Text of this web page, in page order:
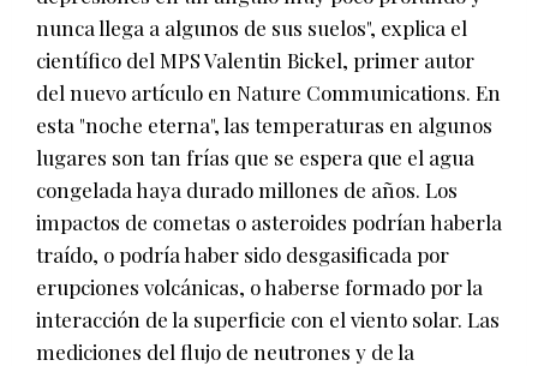
nunca llega a algunos de sus suelos", explica el
científico del MPS Valentin Bickel, primer autor
del nuevo artículo en Nature Communications. En
esta "noche eterna", las temperaturas en algunos
lugares son tan frías que se espera que el agua
congelada haya durado millones de años. Los
impactos de cometas o asteroides podrían haberla
traído, o podría haber sido desgasificada por
erupciones volcánicas, o haberse formado por la
interacción de la superficie con el viento solar. Las
mediciones del flujo de neutrones y de la